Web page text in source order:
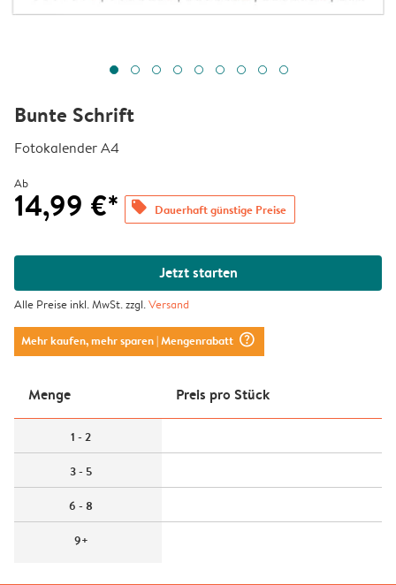
Bunte Schrift
Fotokalender A4
Ab
14,99 €* offers Dauerhaft günstige Preise
Jetzt starten
Alle Preise inkl. MwSt. zzgl.Versand
Mehr kaufen, mehr sparen| Mengenrabatt question_mark_circle
Menge Preis pro Stück
1 - 2
3 - 5
6 - 8
9+